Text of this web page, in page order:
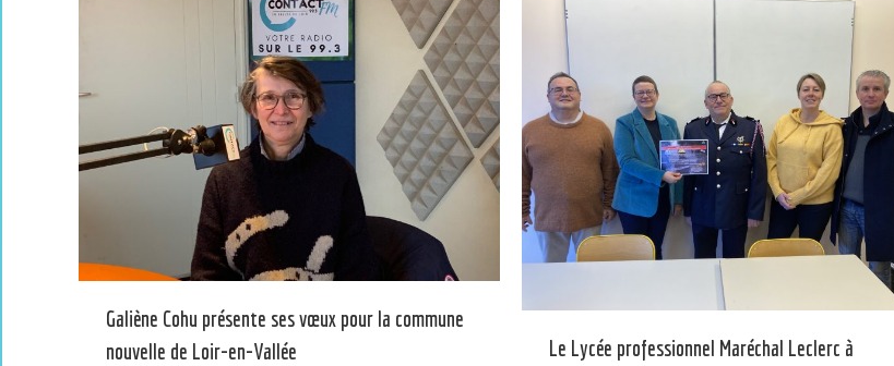
Galiène Cohu présente ses vœux pour la commune
nouvelle de Loir-en-Vallée
Le Lycée professionnel Maréchal Leclerc à